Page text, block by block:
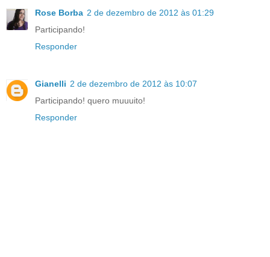
Rose Borba 2 de dezembro de 2012 às 01:29
Participando!
Responder
Gianelli 2 de dezembro de 2012 às 10:07
Participando! quero muuuito!
Responder